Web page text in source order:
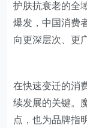
护肤抗衰老的全
爆发，中国消费
向更深层次、更
在快速变迁的消
续发展的关键。
点，也为品牌指